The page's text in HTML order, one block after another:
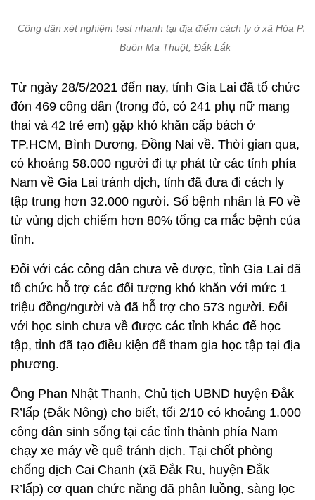
Công dân xét nghiệm test nhanh tại địa điểm cách ly ở xã Hòa
Buôn Ma Thuột, Đắk Lắk
Từ ngày 28/5/2021 đến nay, tỉnh Gia Lai đã tổ chức
đón 469 công dân (trong đó, có 241 phụ nữ mang
thai và 42 trẻ em) gặp khó khăn cấp bách ở
TP.HCM, Bình Dương, Đồng Nai về. Thời gian qua,
có khoảng 58.000 người đi tự phát từ các tỉnh phía
Nam về Gia Lai tránh dịch, tỉnh đã đưa đi cách ly
tập trung hơn 32.000 người. Số bệnh nhân là F0 về
từ vùng dịch chiếm hơn 80% tổng ca mắc bệnh của
tỉnh.
Đối với các công dân chưa về được, tỉnh Gia Lai đã
tổ chức hỗ trợ các đối tượng khó khăn với mức 1
triệu đồng/người và đã hỗ trợ cho 573 người. Đối
với học sinh chưa về được các tỉnh khác để học
tập, tỉnh đã tạo điều kiện để tham gia học tập tại địa
phương.
Ông Phan Nhật Thanh, Chủ tịch UBND huyện Đắk
R’lấp (Đắk Nông) cho biết, tối 2/10 có khoảng 1.000
công dân sinh sống tại các tỉnh thành phía Nam
chạy xe máy về quê tránh dịch. Tại chốt phòng
chống dịch Cai Chanh (xã Đắk Ru, huyện Đắk
R’lấp) cơ quan chức năng đã phân luồng, sàng lọc